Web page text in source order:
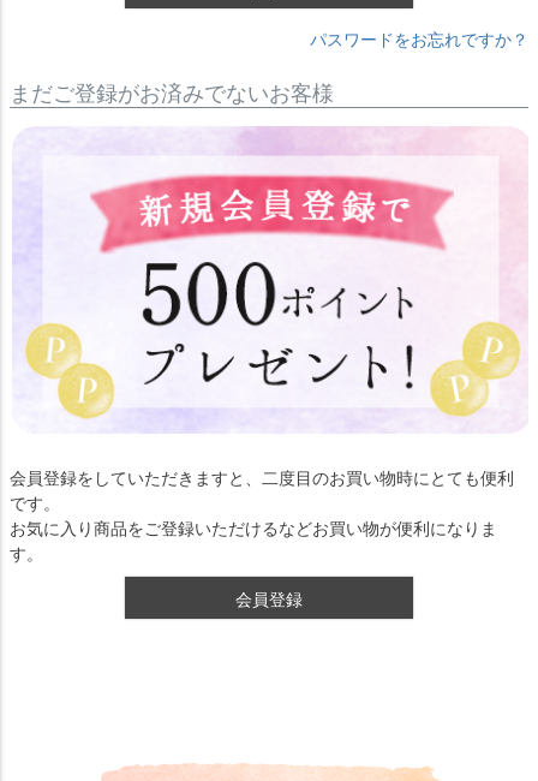
パスワードをお忘れですか？
まだご登録がお済みでないお客様
会員登録をしていただきますと、二度目のお買い物時にとても便利
です。
お気に入り商品をご登録いただけるなどお買い物が便利になりま
す。
会員登録